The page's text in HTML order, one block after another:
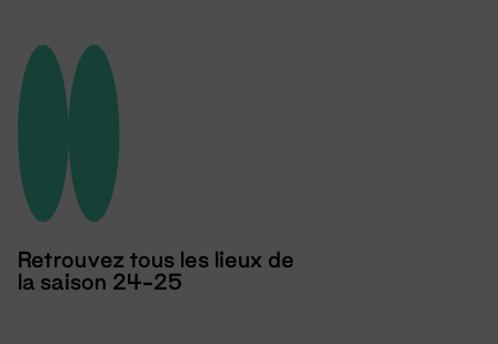
Retrouvez tous les lieux de
la saison 24-25